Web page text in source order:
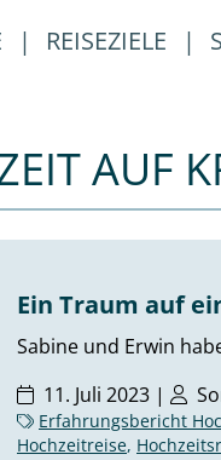
| REISEZIELE |
AUF
Ein Traum auf
Sabine und Erwin
11. Juli 2023 |
Erfahrungsbericht
Hochzeitreise,